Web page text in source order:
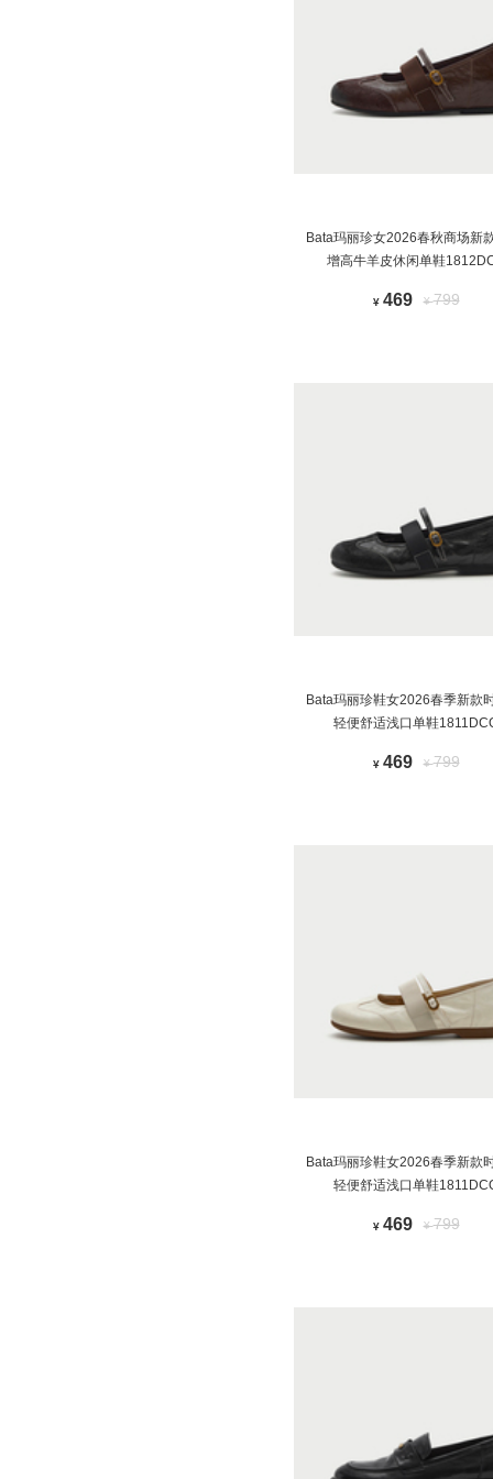
Bata玛丽珍女2026春秋商场新
增高牛羊皮休闲单鞋
¥ 469 ¥799
Bata玛丽珍鞋女2026春季新款
轻便舒适浅口单鞋
¥ 469 ¥799
Bata玛丽珍鞋女2026春季新款
轻便舒适浅口单鞋
¥ 469 ¥799